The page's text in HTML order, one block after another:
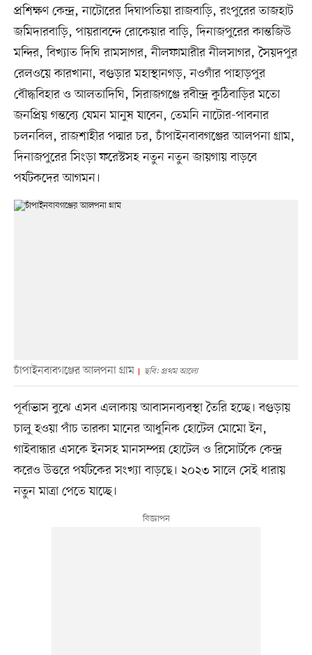
প্রশিক্ষণ কেন্দ্র, নাটোরের দিঘাপতিয়া রাজবাড়ি, রংপুরের তাজহাট
জমিদারবাড়ি, পায়রাবন্দে রোকেয়ার বাড়ি, দিনাজপুরের কান্তজিউ
মন্দির, বিখ্যাত দিঘি রামসাগর, নীলফামারীর নীলসাগর, সৈয়দপুর
রেলওয়ে কারখানা, বগুড়ার মহাস্থানগড়, নওগাঁর পাহাড়পুর
বৌদ্ধবিহার ও আলতাদিঘি, সিরাজগঞ্জে রবীন্দ্র কুঠিবাড়ির মতো
জনপ্রিয় গন্তব্যে যেমন মানুষ যাবেন, তেমনি নাটোর-পাবনার
চলনবিল, রাজশাহীর পদ্মার চর, চাঁপাইনবাবগঞ্জের আলপনা গ্রাম,
দিনাজপুরের সিংড়া ফরেস্টসহ নতুন নতুন জায়গায় বাড়বে
পর্যটকদের আগমন।
চাঁপাইনবাবগঞ্জের আলপনা গ্রাম ছবি: প্রথম আলো
পূর্বাভাস বুঝে এসব এলাকায় আবাসনব্যবস্থা তৈরি হচ্ছে। বগুড়ায়
চালু হওয়া পাঁচ তারকা মানের আধুনিক হোটেল মোমো ইন,
গাইবান্ধার এসকে ইনসহ মানসম্পন্ন হোটেল ও রিসোর্টকে কেন্দ্র
করেও উত্তরে পর্যটকের সংখ্যা বাড়ছে। ২০২৩ সালে সেই ধারায়
নতুন মাত্রা পেতে যাচ্ছে।